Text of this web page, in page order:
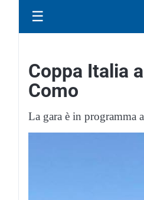
☰
Coppa Italia
Como
La gara è in programma